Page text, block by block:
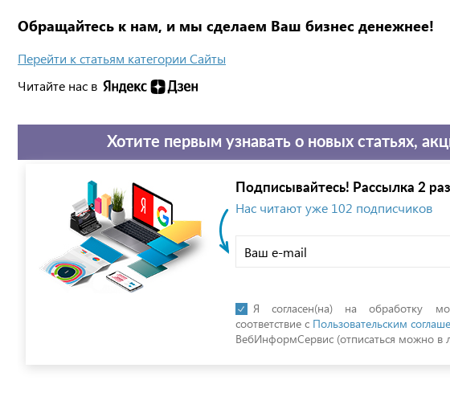
Обращайтесь к нам, и мы сделаем Ваш бизнес денежнее!
Перейти к статьям категории Сайты
Читайте нас в
Хотите первым узнавать о новых статьях,
Подписывайтесь! Рассылка 2
Нас читают уже 102 подписчиков
Я согласен(на) на обработку
соответствие с Пользовательским
ВебИнформСервис (отписаться можно